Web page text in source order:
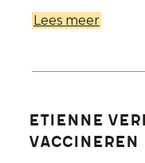
Lees meer
Prof.
Etienne
Etienne
vaccineren